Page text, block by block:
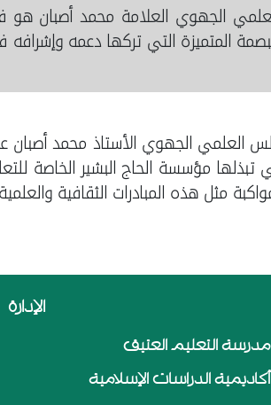
الجهوي العلامة محمد أصبان
المتميزة التي تركها دعمه وإشرافه
العلمي الجهوي الأستاذ محمد أصبان
تبذلها مؤسسة الحاج البشير الخاصة
مثل هذه المبادرات الثقافية
مدرسة التعليم العتيق
أكاديمية الدراسات الإسلامية
الإدارة